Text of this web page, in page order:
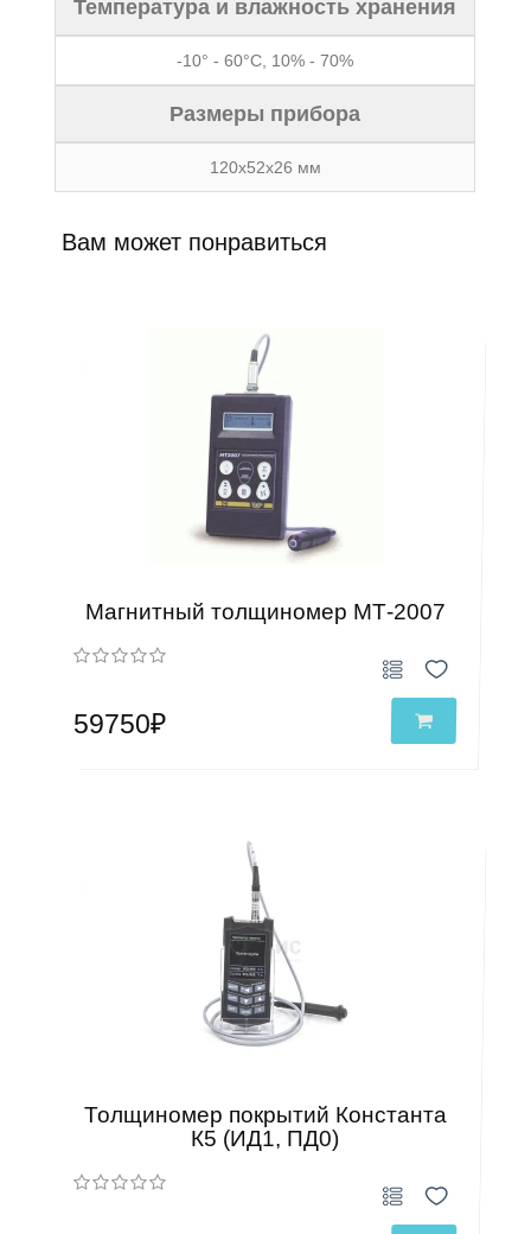
Температура и влажность хранения
-10° - 60°C, 10% - 70%
Размеры прибора
120x52x26 мм
Вам может понравиться
Магнитный толщиномер МТ-2007
59750₽
Толщиномер покрытий Константа
К5 (ИД1, ПД0)